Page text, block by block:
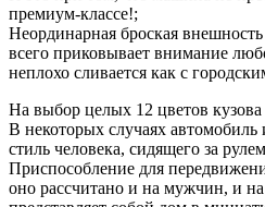
премиум-классе!;
Неординарная броская
всего приковывает внимание
неплохо сливается как с
На выбор целых 12 цветов
В некоторых случаях автомобиль
стиль человека, сидящего за
Приспособление для
оно рассчитано и на мужчин, и